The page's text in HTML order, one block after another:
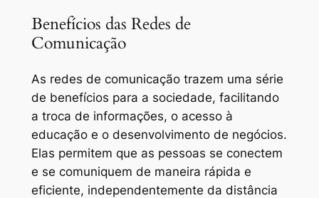
Benefícios das Redes de
Comunicação
As redes de comunicação trazem uma série
de benefícios para a sociedade, facilitando
a troca de informações, o acesso à
educação e o desenvolvimento de negócios.
Elas permitem que as pessoas se conectem
e se comuniquem de maneira rápida e
eficiente, independentemente da distância